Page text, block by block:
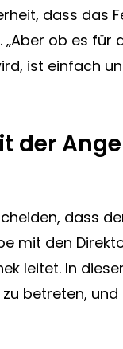
dass das
ob es für
ist einfach
der
dass
mit den
leitet. In
betreten,